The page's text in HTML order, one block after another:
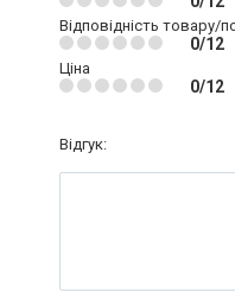
Відповідність товару/
0/12
Ціна
0/12
Відгук: